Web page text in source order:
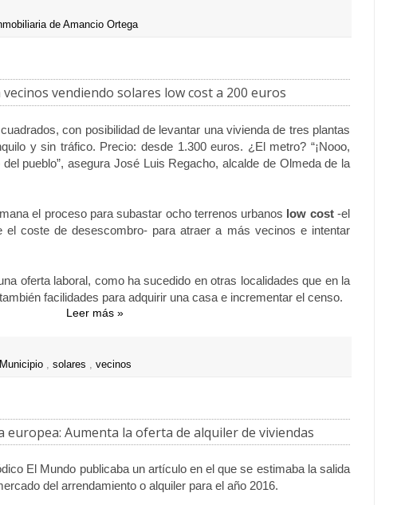
de Amancio Ortega
vendiendo solares low cost a 200 euros
con posibilidad de levantar una vivienda de tres plantas
y sin tráfico. Precio: desde 1.300 euros. ¿El metro? “¡Nooo,
pueblo”, asegura José Luis Regacho, alcalde de Olmeda de la
el proceso para subastar ocho terrenos urbanos low cost-el
el coste de desescombro- para atraer a más vecinos e intentar
oferta laboral, como ha sucedido en otras localidades que en la
facilidades para adquirir una casa e incrementar el censo.
Leer más »
Municipio , solares , vecinos
europea: Aumenta la oferta de alquiler de viviendas
El Mundo publicaba un artículo en el que se estimaba la salida
del arrendamiento o alquiler para el año 2016.